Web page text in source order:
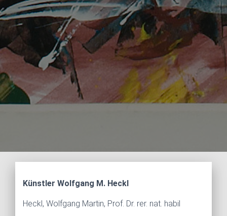
Künstler Wolfgang M. Heckl
Heckl, Wolfgang Martin, Prof. Dr. rer. nat. habil